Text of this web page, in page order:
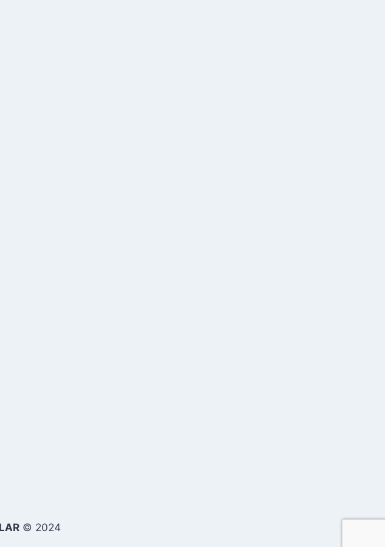
© 2024